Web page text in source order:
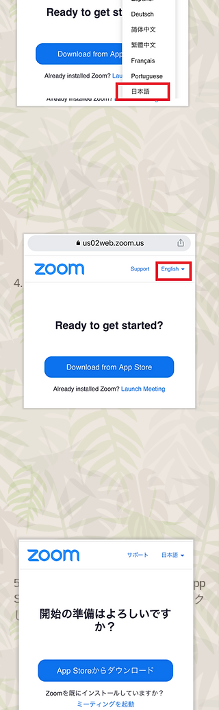
4. 日本語を選択してください。
5. 以下の画面になるので、「App
Storeからダウンロード」をクリック
してください。